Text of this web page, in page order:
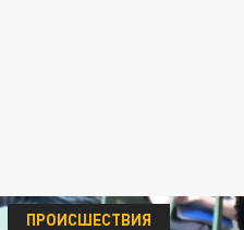
ПРОИСШЕСТВИЯ